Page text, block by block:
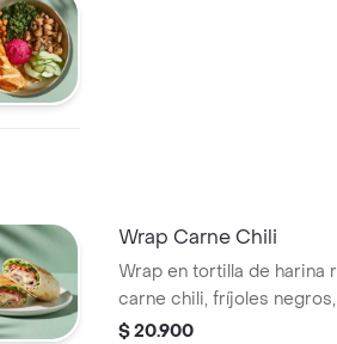
Wrap Carne Chili
Wrap en tortilla de harina
carne chili, fríjoles
achiotado, queso
$ 20.900